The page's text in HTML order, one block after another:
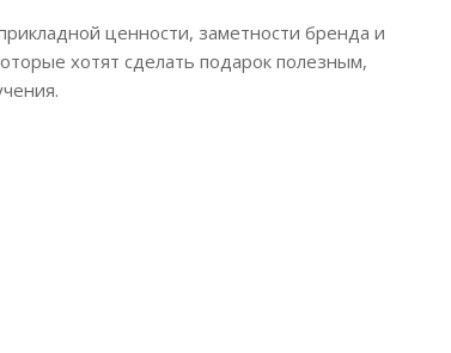
ценности, заметности бренда и
хотят сделать подарок полезным,